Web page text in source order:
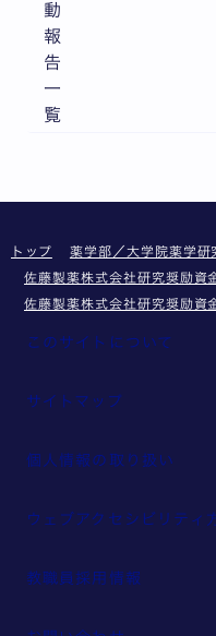
動
報
告
一
覧
トップ 薬学部／大学院薬学研
佐藤製薬株式会社研究奨励資
佐藤製薬株式会社研究奨励資
このサイトについて
サイトマップ
個人情報の取り扱い
ウェブアクセシビリティ
教職員採用情報